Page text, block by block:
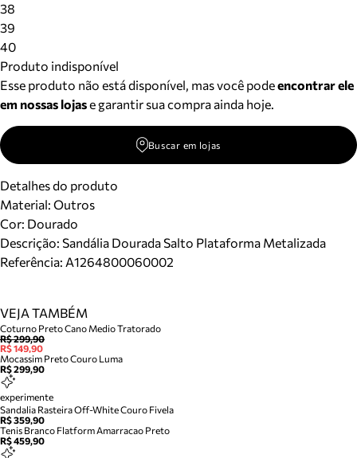
38
39
40
Produto indisponível
Esse produto não está disponível, mas você podeencontrar ele
em nossas lojase garantir sua compra ainda hoje.
Buscar em lojas
Detalhes do produto
Material: Outros
Cor: Dourado
Descrição: Sandália Dourada Salto Plataforma Metalizada
Referência: A1264800060002
VEJA TAMBÉM
Coturno Preto Cano Medio Tratorado
R$ 299,90
R$ 149,90
Mocassim Preto Couro Luma
R$ 299,90
experimente
Sandalia Rasteira Off-White Couro Fivela
R$ 359,90
Tenis Branco Flatform Amarracao Preto
R$ 459,90